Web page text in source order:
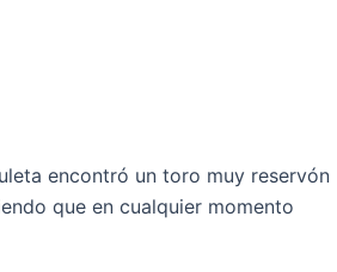
encontró un toro muy reservón
que en cualquier momento